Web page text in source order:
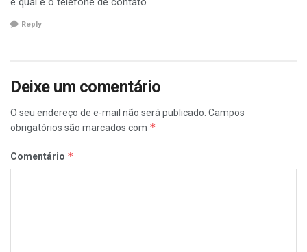
Reply
Deixe um comentário
O seu endereço de e-mail não será publicado. Campos
obrigatórios são marcados com *
Comentário *